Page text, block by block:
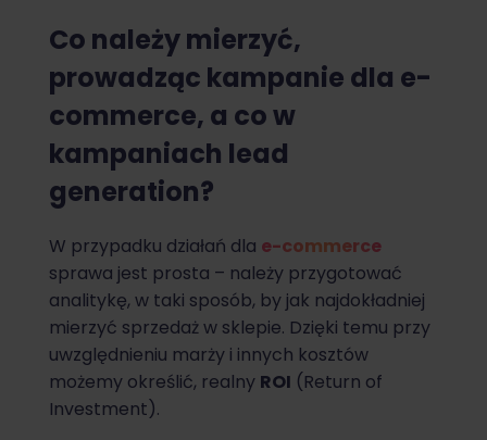
Co należy mierzyć,
prowadząc kampanie dla e-
commerce, a co w
kampaniach lead
generation?
W przypadku działań dla e-commerce
sprawa jest prosta – należy przygotować
analitykę, w taki sposób, by jak najdokładniej
mierzyć sprzedaż w sklepie. Dzięki temu przy
uwzględnieniu marży i innych kosztów
możemy określić, realny ROI (Return of
Investment).